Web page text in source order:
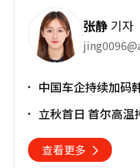
张静기자
中国车企持续加码
立秋首日 首尔高温
查看更多